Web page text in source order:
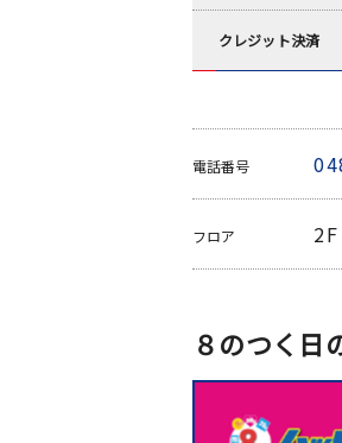
クレジット決済
電話番号
フロア 2F
８のつく日